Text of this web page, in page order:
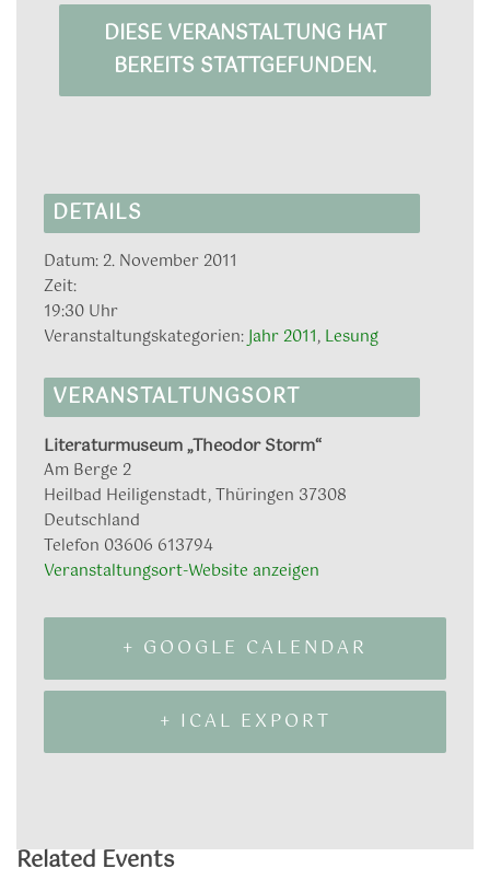
DIESE VERANSTALTUNG HAT
BEREITS STATTGEFUNDEN.
DETAILS
Datum: 2. November 2011
Zeit:
19:30 Uhr
Veranstaltungskategorien: Jahr 2011, Lesung
VERANSTALTUNGSORT
Literaturmuseum „Theodor Storm“
Am Berge 2
Heilbad Heiligenstadt,Thüringen 37308
Deutschland
Telefon 03606 613794
Veranstaltungsort-Website anzeigen
+ GOOGLE CALENDAR
+ ICAL EXPORT
Related Events